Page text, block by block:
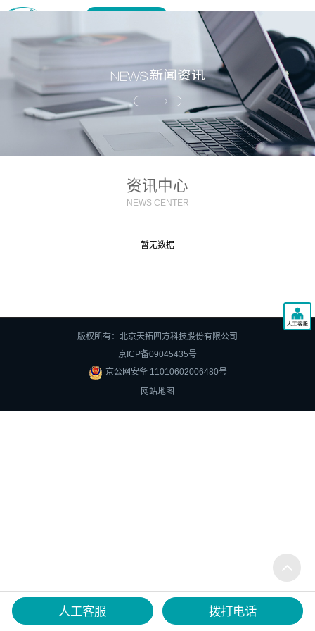
资讯中心
NEWS CENTER
暂无数据
版权所有：北京天拓四方科技股份有限公司
京ICP备09045435号
京公网安备 11010602006480号
网站地图
在线咨询 微信沟通 热线电话
人工客服 拨打电话